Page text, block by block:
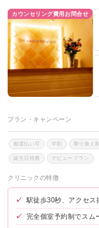
カウンセリング費用お問合せ
プラン・キャンペーン
都度払い可 学割 乗り換え割
誕生日特典 デビュープラン
クリニックの特徴
✓ 駅徒歩30秒、アクセス
✓ 完全個室予約制でスム